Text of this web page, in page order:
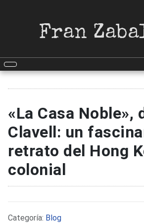
Fran
«La Casa Noble»,
Clavell: un
retrato del Hong
colonial
Detalles
Categoría: Blog